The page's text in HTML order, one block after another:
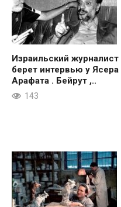
Израильский журналист
берет интервью у Ясера
Арафата . Бейрут ,..
143